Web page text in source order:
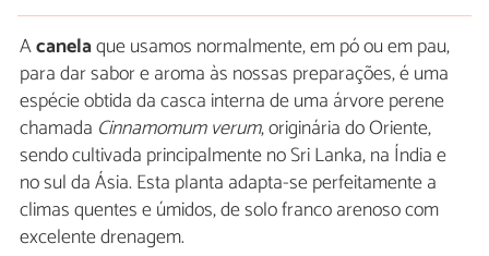
Acanelaque usamos normalmente, em pó ou em pau,
para dar sabor e aroma às nossas preparações, é uma
espécie obtida da casca interna de uma árvore perene
chamada Cinnamomum verum, originária do Oriente,
sendo cultivada principalmente no Sri Lanka, na Índia e
no sul da Ásia. Esta planta adapta-se perfeitamente a
climas quentes e úmidos, de solo franco arenoso com
excelente drenagem.